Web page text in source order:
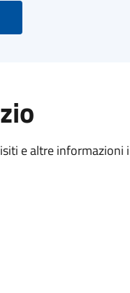
e altre